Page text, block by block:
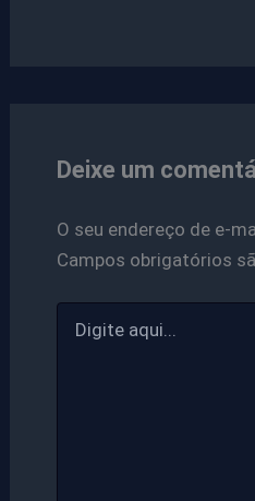
Deixe um
O seu endereço de e-
Campos obrigatórios
aqui...